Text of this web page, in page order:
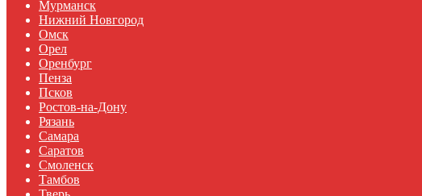
Мурманск
Нижний Новгород
Омск
Орел
Оренбург
Пенза
Псков
Ростов-на-Дону
Рязань
Самара
Саратов
Смоленск
Тамбов